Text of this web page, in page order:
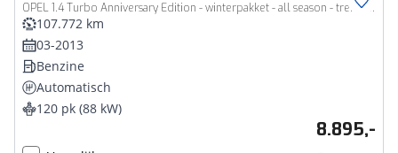
OPEL 1.4 Turbo Anniversary Edition - winterpakket - all season - trekhaak
107.772 km
03-2013
Benzine
Automatisch
120 pk (88 kW)
8.895,-